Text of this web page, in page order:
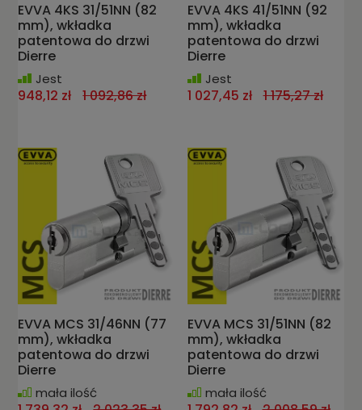
EVVA 4KS 31/51NN (82
mm), wkładka
patentowa do drzwi
Dierre
Jest
948,12 zł 1 092,86 zł
EVVA 4KS 41/51NN (92
mm), wkładka
patentowa do drzwi
Dierre
Jest
1 027,45 zł 1 175,27 zł
EVVA MCS 31/46NN (77
mm), wkładka
patentowa do drzwi
Dierre
mała ilość
EVVA MCS 31/51NN (82
mm), wkładka
patentowa do drzwi
Dierre
mała ilość